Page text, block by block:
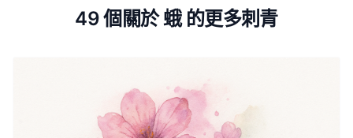
49 個關於 蛾 的更多刺青